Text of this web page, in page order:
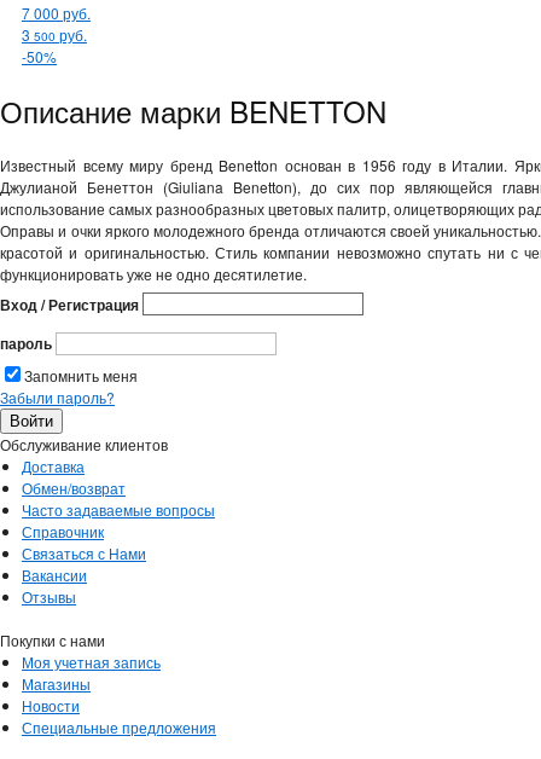
7 000 руб.
3 500 руб.
-50%
Описание марки BENETTON
Известный всему миру бренд Benetton основан в 1956 году в Италии.
Джулианой Бенеттон (Giuliana Benetton), до сих пор являющейся
использование самых разнообразных цветовых палитр, олицетворяющих
Оправы и очки яркого молодежного бренда отличаются своей
красотой и оригинальностью. Стиль компании невозможно спутать ни
функционировать уже не одно десятилетие.
Вход / Регистрация
пароль
Запомнить меня
Забыли пароль?
Обслуживание клиентов
Доставка
Обмен/возврат
Часто задаваемые вопросы
Справочник
Связаться с Нами
Вакансии
Отзывы
Покупки с нами
Моя учетная запись
Магазины
Новости
Специальные предложения